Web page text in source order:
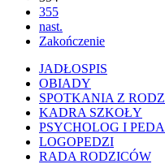
355
nast.
Zakończenie
JADŁOSPIS
OBIADY
SPOTKANIA Z
KADRA SZKOŁY
PSYCHOLOG I
LOGOPEDZI
RADA RODZICÓW